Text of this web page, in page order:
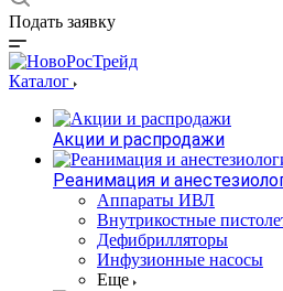
Подать заявку
Каталог
Акции и распродажи
Реанимация и
Аппараты ИВЛ
Внутрикостные
Дефибрилляторы
Инфузионные насосы
Еще